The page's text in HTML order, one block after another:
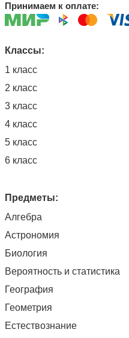
Принимаем к оплате:
Классы:
1 класс
2 класс
3 класс
4 класс
5 класс
6 класс
Предметы:
Алгебра
Астрономия
Биология
Вероятность и статистика
География
Геометрия
Естествознание